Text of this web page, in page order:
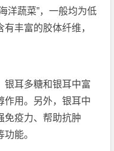
洋蔬菜”，一般均为低
丰富的胶体纤维，
银耳多糖和银耳中富
作用。另外，银耳中
免疫力、帮助抗肿
能。